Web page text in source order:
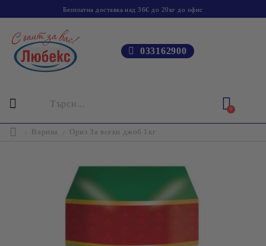
Безплатна доставка над 36€ до 20кг до офис
033162900
0
Варива Ориз За всеки джоб 1кг